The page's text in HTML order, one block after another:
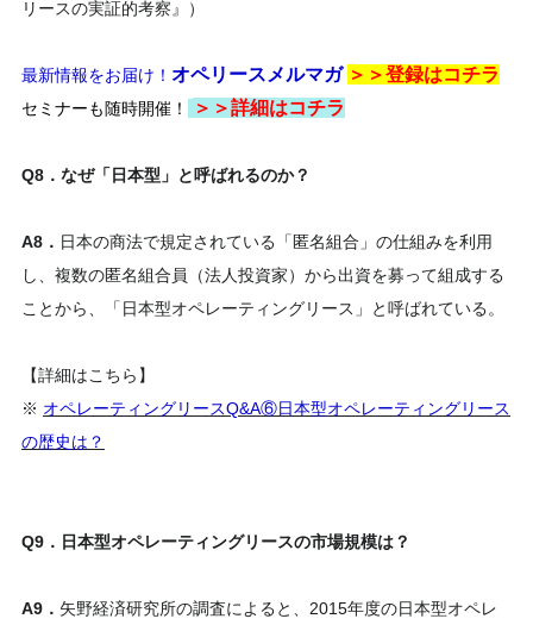
リースの実証的考察』）
最新情報をお届け！ オペリースメルマガ ＞＞登録はコチラ
セミナーも随時開催！ ＞＞詳細はコチラ
Q8．なぜ「日本型」と呼ばれるのか？
A8． 日本の商法で規定されている「匿名組合」の仕組みを利用
し、複数の匿名組合員（法人投資家）から出資を募って組成する
ことから、「日本型オペレーティングリース」と呼ばれている。
【詳細はこちら】
※ オペレーティングリースQ&A⑥日本型オペレーティングリース
の歴史は？
Q9．日本型オペレーティングリースの市場規模は？
A9． 矢野経済研究所の調査によると、2015年度の日本型オペレ